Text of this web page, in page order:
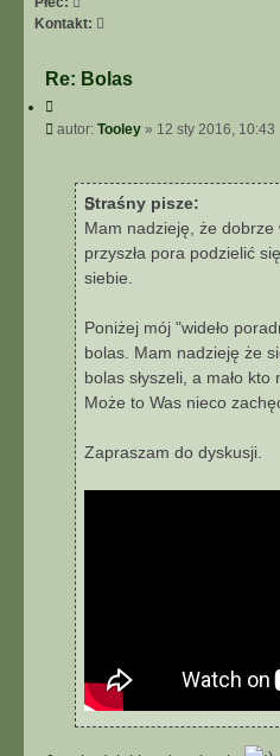
Kontakt:
n
a
s
i
ę
T
o
l
e
Re: Bolas
yPautor: Tooley » 12 sty 2016, 10:43
Straśny pisze:
Mam nadzieję, że dobrze
przyszła pora podzielić
siebie.
Poniżej mój "wideło
bolas. Mam nadzieję że
bolas słyszeli, a mało kto
Może to Was nieco
Zapraszam do dyskusji.